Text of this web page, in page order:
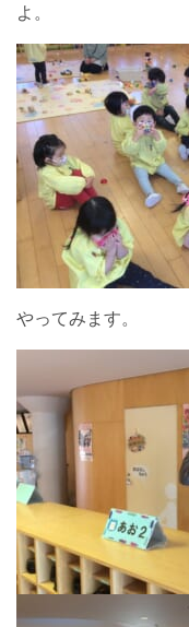
よ。
やってみます。